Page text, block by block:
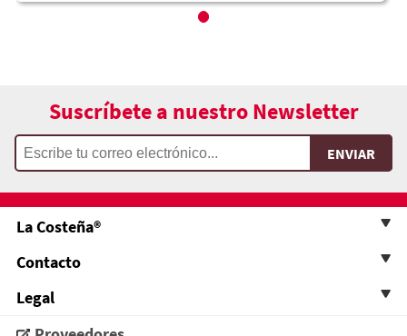
Suscríbete a nuestro Newsletter
La Costeña®
Contacto
Legal